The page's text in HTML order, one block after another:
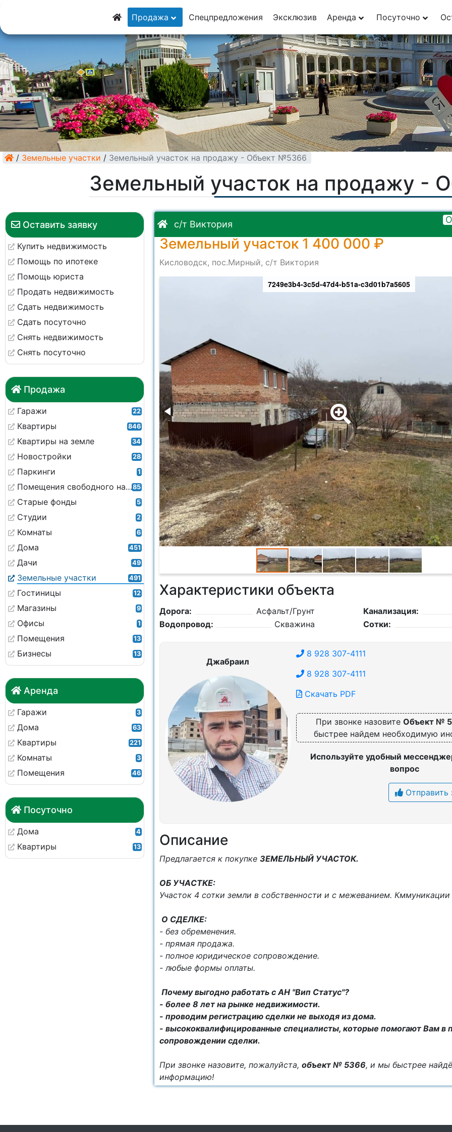
8 (928) 5555-929
8 (928) 3054-111
Продажа Спецпредложения Эксклюзив Аренда Посуточно
/ Земельные участки / Земельный участок на продажу - Объект №5366
Земельный участок на продажу -
Оставить заявку
Купить недвижимость
Помощь по ипотеке
Помощь юриста
Продать недвижимость
Сдать недвижимость
Сдать посуточно
Снять недвижимость
Снять посуточно
Продажа
Гаражи 22
Квартиры 846
Квартиры на земле 34
Новостройки 28
Паркинги 1
Помещения свободного назначения85
Старые фонды 5
Студии 2
Комнаты 6
Дома 451
Дачи 49
Земельные участки 491
Гостиницы 12
Магазины 9
Офисы 1
Помещения 13
Бизнесы 13
Аренда
Гаражи 3
Дома 63
Квартиры 221
Комнаты 3
Помещения 46
Посуточно
Дома 4
Квартиры 13
с/т Виктория
Земельный участок 1 400 000 ₽
Кисловодск, пос.Мирный, с/т Виктория
7249e3b4-3c5d-47d4-b51a-c3d01b7a5605
Характеристики объекта
Дорога:
Асфальт/Грунт
Водопровод:
Скважина
Канализация:
Сотки:
Джабраил
8 928 307-4111
8 928 307-4111
Скачать PDF
При звонке назовитеОбъект №
быстрее найдем необходимую
Используйте удобный
вопрос
Отправить
Описание
Пpедлaгaетcя к покупке ЗЕМЕЛЬНЫЙ УЧАСТОК.
OБ УЧAСТКЕ:
Участок 4 сотки земли в собственности и с межеванием.
О СДЕЛКЕ:
- без обременения.
- прямая продажа.
- полное юридическое сопровождение.
- любые формы оплаты.
Почему выгодно работать с АН "Вип Статус"?
- более 8 лет на рынке недвижимости.
- проводим регистрацию сделки не выходя из дома.
- высококвалифицированные специалисты, которые помогают Вам в
сопровождении сделки.
При звонке назовите, пожалуйста, объект № 5366, и мы быстрее
информацию!